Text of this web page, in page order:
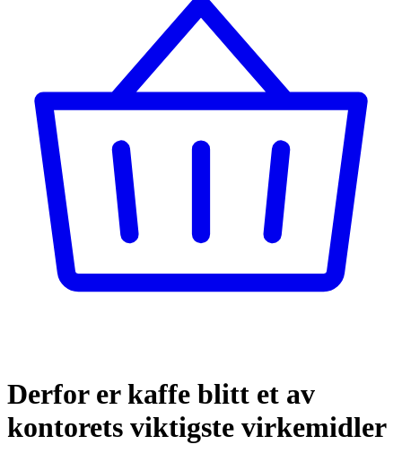
Derfor er kaffe blitt et av
kontorets viktigste virkemidler